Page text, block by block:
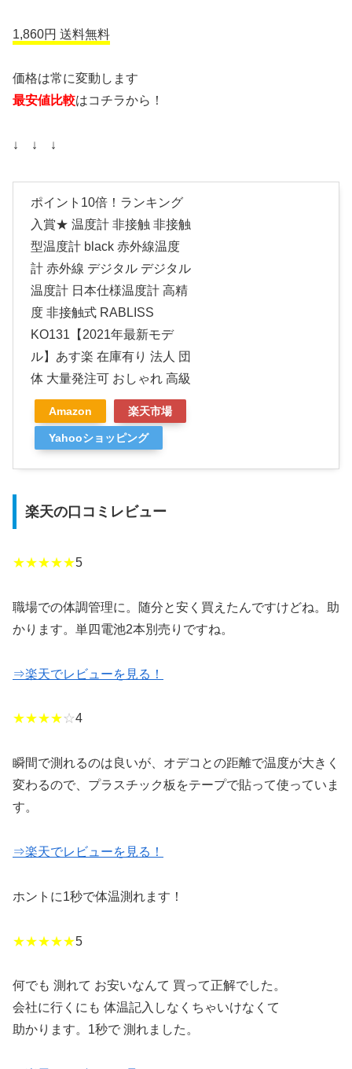
1,860円 送料無料
価格は常に変動します
最安値比較はコチラから！
↓ ↓ ↓
ポイント10倍！ランキング
入賞★ 温度計 非接触 非接触
型温度計 black 赤外線温度
計 赤外線 デジタル デジタル
温度計 日本仕様温度計 高精
度 非接触式 RABLISS
KO131【2021年最新モデ
ル】あす楽 在庫有り 法人 団
体 大量発注可 おしゃれ 高級
Amazon 楽天市場
Yahooショッピング
楽天の口コミレビュー
★★★★★5
職場での体調管理に。随分と安く買えたんですけどね。助
かります。単四電池2本別売りですね。
⇒楽天でレビューを見る！
★★★★☆4
瞬間で測れるのは良いが、オデコとの距離で温度が大きく
変わるので、プラスチック板をテープで貼って使っていま
す。
⇒楽天でレビューを見る！
ホントに1秒で体温測れます！
★★★★★5
何でも 測れて お安いなんて 買って正解でした。
会社に行くにも 体温記入しなくちゃいけなくて
助かります。1秒で 測れました。